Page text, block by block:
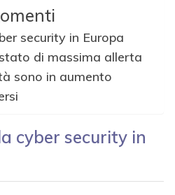
security in Europa
di massima allerta
sono in aumento
cyber security in